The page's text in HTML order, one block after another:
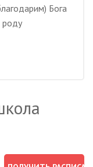
Бога
роду